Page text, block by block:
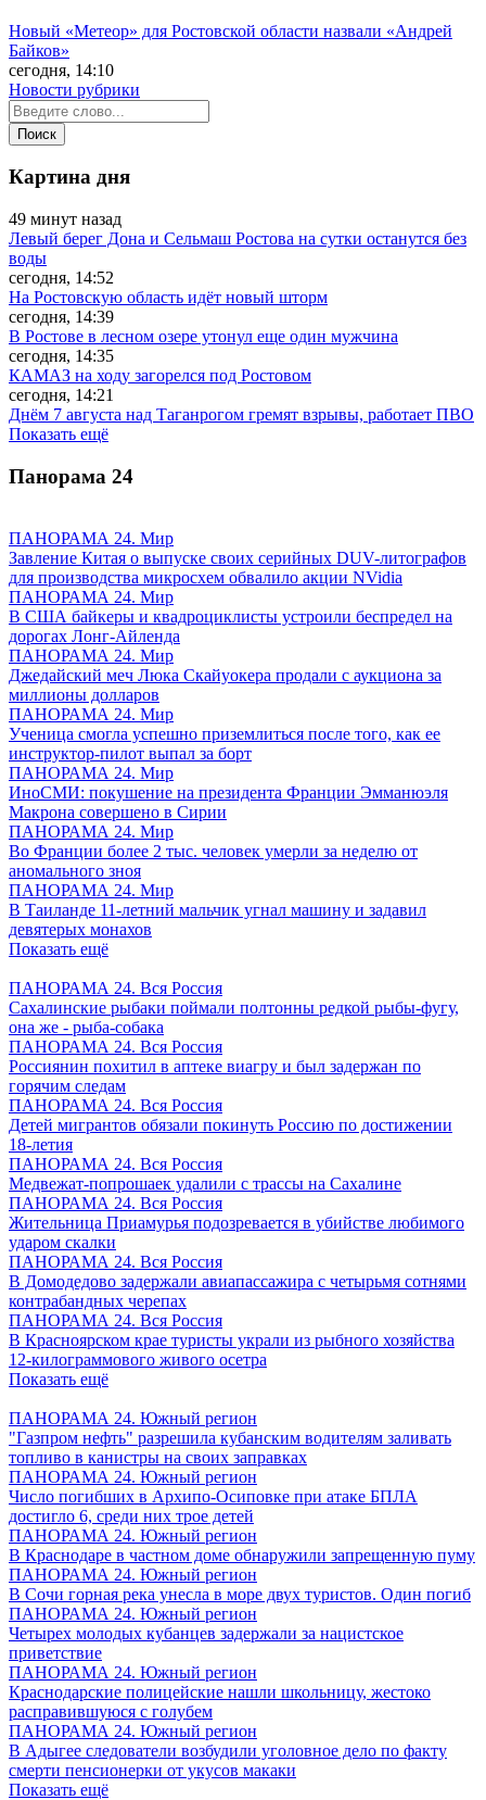
Новый «Метеор» для Ростовской области назвали «Андрей
Байков»
сегодня, 14:10
Новости рубрики
Картина дня
49 минут назад
Левый берег Дона и Сельмаш Ростова на сутки останутся без
воды
сегодня, 14:52
На Ростовскую область идёт новый шторм
сегодня, 14:39
В Ростове в лесном озере утонул еще один мужчина
сегодня, 14:35
КАМАЗ на ходу загорелся под Ростовом
сегодня, 14:21
Днём 7 августа над Таганрогом гремят взрывы, работает ПВО
Показать ещё
Панорама 24
ПАНОРАМА 24. Мир
Завление Китая о выпуске своих серийных DUV-литографов
для производства микросхем обвалило акции NVidia
ПАНОРАМА 24. Мир
В США байкеры и квадроциклисты устроили беспредел на
дорогах Лонг-Айленда
ПАНОРАМА 24. Мир
Джедайский меч Люка Скайуокера продали с аукциона за
миллионы долларов
ПАНОРАМА 24. Мир
Ученица смогла успешно приземлиться после того, как ее
инструктор-пилот выпал за борт
ПАНОРАМА 24. Мир
ИноСМИ: покушение на президента Франции Эмманюэля
Макрона совершено в Сирии
ПАНОРАМА 24. Мир
Во Франции более 2 тыс. человек умерли за неделю от
аномального зноя
ПАНОРАМА 24. Мир
В Таиланде 11-летний мальчик угнал машину и задавил
девятерых монахов
Показать ещё
ПАНОРАМА 24. Вся Россия
Сахалинские рыбаки поймали полтонны редкой рыбы-фугу,
она же - рыба-собака
ПАНОРАМА 24. Вся Россия
Россиянин похитил в аптеке виагру и был задержан по
горячим следам
ПАНОРАМА 24. Вся Россия
Детей мигрантов обязали покинуть Россию по достижении
18-летия
ПАНОРАМА 24. Вся Россия
Медвежат-попрошаек удалили с трассы на Сахалине
ПАНОРАМА 24. Вся Россия
Жительница Приамурья подозревается в убийстве любимого
ударом скалки
ПАНОРАМА 24. Вся Россия
В Домодедово задержали авиапассажира с четырьмя сотнями
контрабандных черепах
ПАНОРАМА 24. Вся Россия
В Красноярском крае туристы украли из рыбного хозяйства
12-килограммового живого осетра
Показать ещё
ПАНОРАМА 24. Южный регион
"Газпром нефть" разрешила кубанским водителям заливать
топливо в канистры на своих заправках
ПАНОРАМА 24. Южный регион
Число погибших в Архипо-Осиповке при атаке БПЛА
достигло 6, среди них трое детей
ПАНОРАМА 24. Южный регион
В Краснодаре в частном доме обнаружили запрещенную пуму
ПАНОРАМА 24. Южный регион
В Сочи горная река унесла в море двух туристов. Один погиб
ПАНОРАМА 24. Южный регион
Четырех молодых кубанцев задержали за нацистское
приветствие
ПАНОРАМА 24. Южный регион
Краснодарские полицейские нашли школьницу, жестоко
расправившуюся с голубем
ПАНОРАМА 24. Южный регион
В Адыгее следователи возбудили уголовное дело по факту
смерти пенсионерки от укусов макаки
Показать ещё